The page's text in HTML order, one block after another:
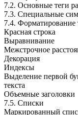
7.2. Основные теги
7.3. Специальные
7.4. Форматирование
Красная строка
Выравнивание
Межстрочное
Декорация
Индексы
Выделение первой
текста
Объемные заголовки
7.5. Списки
Маркированный